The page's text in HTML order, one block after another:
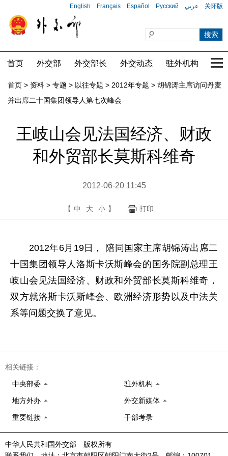
English Français Español Русский عربي 关怀版
首页 外交部 外交部长 外交动态 驻外机构 国
首页 > 资料 > 专题 > 以往专题 > 2012年专题 > 胡锦涛主席访问丹麦
并出席二十国集团领导人第七次峰会
王岐山会见法国经济、财政
和外贸部长莫斯科维奇
2012-06-20 11:45
【 中 大 小 】 打印
2012年6月19日， 陪同国家主席胡锦涛出席二
十国集团领导人洛斯卡沃斯峰会的国务院副总理王
岐山会见法国经济、财政和外贸部长莫斯科维奇，
双方就洛斯卡沃斯峰会、欧洲经济形势以及中法关
系等问题交换了意见。
相关链接：
中央部委 驻外机构
地方外办 外交新媒体
重要链接 干部考录
中华人民共和国外交部 版权所有